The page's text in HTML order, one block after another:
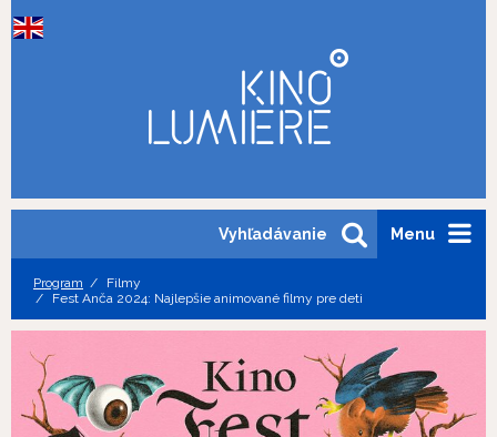
Menu
Vyhľadávanie
Program
Filmy
Fest Anča 2024: Najlepšie animované filmy pre deti